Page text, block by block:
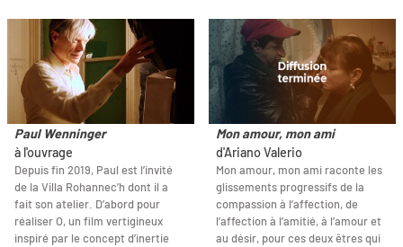
Paul Wenninger
à l'ouvrage
Depuis fin 2019, Paul est l’invité
de la Villa Rohannec’h dont il a
fait son atelier. D’abord pour
réaliser O, un film vertigineux
inspiré par le concept d’inertie
Mon amour, mon ami
d'Ariano Valerio
Mon amour, mon ami raconte les
glissements progressifs de la
compassion à l’affection, de
l’affection à l’amitié, à l’amour et
au désir, pour ces deux êtres qui